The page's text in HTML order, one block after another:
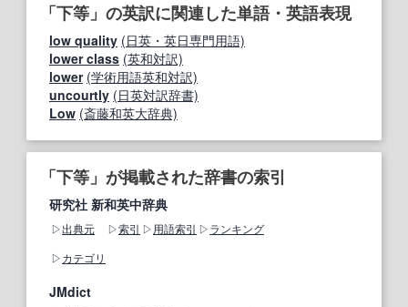
「下等」の英訳に関連した単語・英語表現
low quality (日英・英日専門用語)
lower class (英和対訳)
lower (学術用語英和対訳)
uncourtly (日英対訳辞書)
Low (斎藤和英大辞典)
「下等」が掲載された辞書の索引
研究社 新和英中辞典
出典元 索引 用語索引
ランキング
カテゴリ
JMdict